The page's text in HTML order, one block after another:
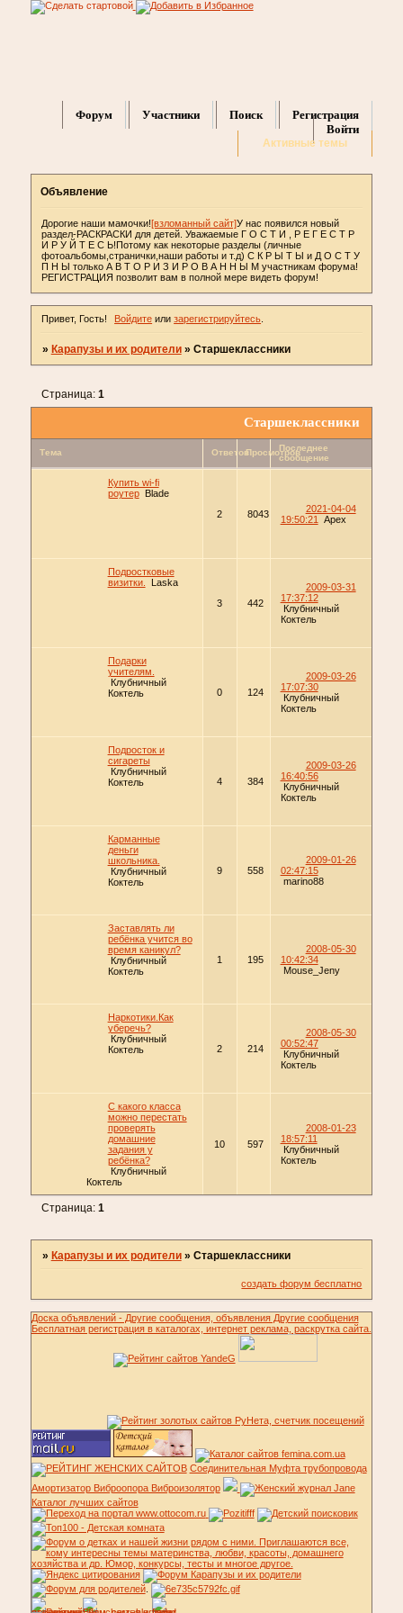
Форум Участники Поиск
Регистрация
Войти
Активные темы
Объявление
Дорогие наши мамочки![взломанный сайт]У нас появился новый
раздел-РАСКРАСКИ для детей. Уважаемые Г О С Т И , Р Е Г Е С Т Р
И Р У Й Т Е С Ь!Потому как некоторые разделы (личные
фотоальбомы,странички,наши работы и т.д) С К Р Ы Т Ы и Д О С Т У
П Н Ы только А В Т О Р И З И Р О В А Н Н Ы М участникам форума!
РЕГИСТРАЦИЯ позволит вам в полной мере видеть форум!
Привет, Гость! Войдите илизарегистрируйтесь
» Карапузы и их родители » Старшеклассники
Старшеклассники
Страница: 1
Тема ОтветовПросмотровПоследнее
сообщение
Купить wi-fi
роутер
Blade
2
8043
2021-04-04
19:50:21
Apex
Подростковые
визитки.
Laska
3
442
2009-03-31
17:37:12
Клубничный
Коктель
Подарки
учителям.
Клубничный
Коктель
0 124
2009-03-26
17:07:30
Клубничный
Коктель
Подросток и
сигареты
Клубничный
Коктель
4 384
2009-03-26
16:40:56
Клубничный
Коктель
Карманные
деньги
школьника.
Клубничный
Коктель
9 558
2009-01-26
02:47:15
marino88
Заставлять ли
ребёнка учится во
время каникул?
Клубничный
Коктель
1 195
2008-05-30
10:42:34
Mouse_Jeny
Наркотики.Как
уберечь?
Клубничный
Коктель
2 214
2008-05-30
00:52:47
Клубничный
Коктель
С какого класса
можно перестать
проверять
домашние
задания у
ребёнка?
Клубничный
Коктель
10 597
2008-01-23
18:57:11
Клубничный
Коктель
Страница: 1
» Карапузы и их родители » Старшеклассники
создать форум бесплатно
Доска объявлений - Другие сообщения, объявления Другие сообщения
Бесплатная регистрация в каталогах, интернет реклама, раскрутка сайта.
Соединительная Муфта трубопровода
Амортизатор Виброопора Виброизолятор
Каталог лучших сайтов
.